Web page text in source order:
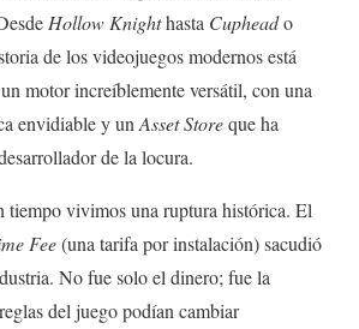
Hollow Knighthasta Cupheado
de los videojuegos modernos está
motor increíblemente versátil, con una
envidiable y un Asset Storeque ha
de la locura.
tiempo vivimos una ruptura histórica. El
Fee(una tarifa por instalación) sacudió
No fue solo el dinero; fue la
del juego podían cambiar